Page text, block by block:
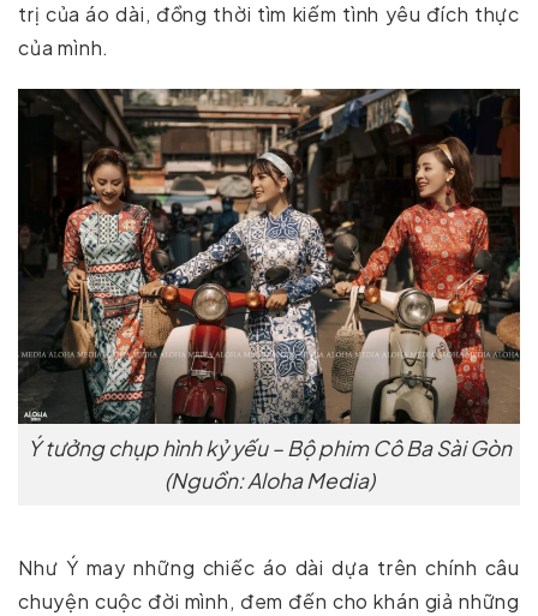
trị của áo dài, đồng thời tìm kiếm tình yêu đích thực
của mình.
Ý tưởng chụp hình kỷ yếu – Bộ phim Cô Ba Sài Gòn
(Nguồn: Aloha Media)
Như Ý may những chiếc áo dài dựa trên chính câu
chuyện cuộc đời mình, đem đến cho khán giả những